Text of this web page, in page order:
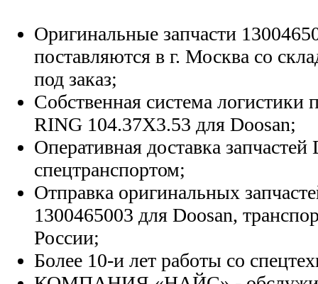
Оригинальные запчасти
поставляются в г. Москва со
под заказ;
Собственная система логистики
RING 104.37X3.53 для Doosan;
Оперативная доставка запчастей
спецтранспортом;
Отправка оригинальных
1300465003 для Doosan,
России;
Более 10-и лет работы со